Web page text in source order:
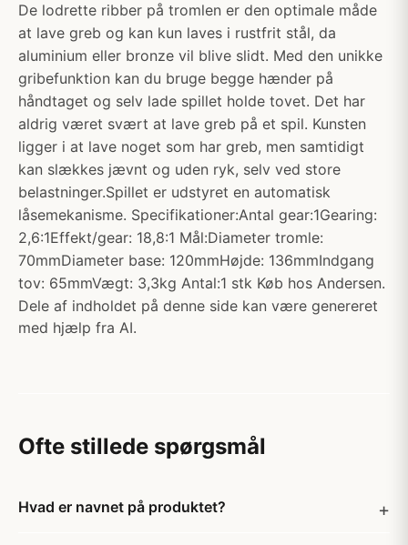
De lodrette ribber på tromlen er den optimale måde
at lave greb og kan kun laves i rustfrit stål, da
aluminium eller bronze vil blive slidt. Med den unikke
gribefunktion kan du bruge begge hænder på
håndtaget og selv lade spillet holde tovet. Det har
aldrig været svært at lave greb på et spil. Kunsten
ligger i at lave noget som har greb, men samtidigt
kan slækkes jævnt og uden ryk, selv ved store
belastninger.Spillet er udstyret en automatisk
låsemekanisme. Specifikationer:Antal gear:1Gearing:
2,6:1Effekt/gear: 18,8:1 Mål:Diameter tromle:
70mmDiameter base: 120mmHøjde: 136mmIndgang
tov: 65mmVægt: 3,3kg Antal:1 stk Køb hos Andersen.
Dele af indholdet på denne side kan være genereret
med hjælp fra AI.
Ofte stillede spørgsmål
Hvad er navnet på produktet?